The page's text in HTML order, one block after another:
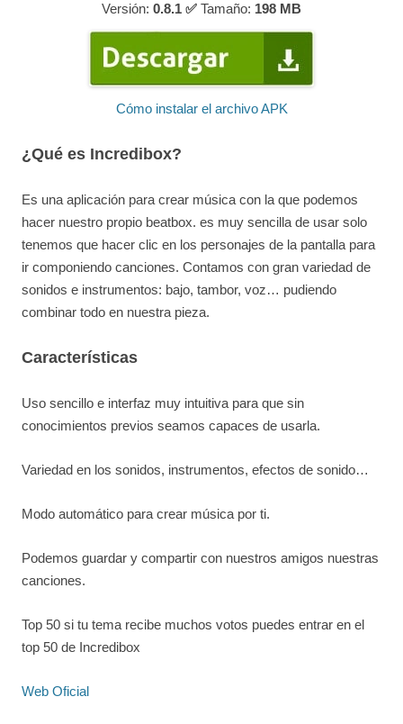
Versión: 0.8.1 ✅ Tamaño: 198 MB
Cómo instalar el archivo APK
¿Qué es Incredibox?
Es una aplicación para crear música con la que podemos
hacer nuestro propio beatbox. es muy sencilla de usar solo
tenemos que hacer clic en los personajes de la pantalla para
ir componiendo canciones. Contamos con gran variedad de
sonidos e instrumentos: bajo, tambor, voz… pudiendo
combinar todo en nuestra pieza.
Características
Uso sencillo e interfaz muy intuitiva para que sin
conocimientos previos seamos capaces de usarla.
Variedad en los sonidos, instrumentos, efectos de sonido…
Modo automático para crear música por ti.
Podemos guardar y compartir con nuestros amigos nuestras
canciones.
Top 50 si tu tema recibe muchos votos puedes entrar en el
top 50 de Incredibox
Web Oficial